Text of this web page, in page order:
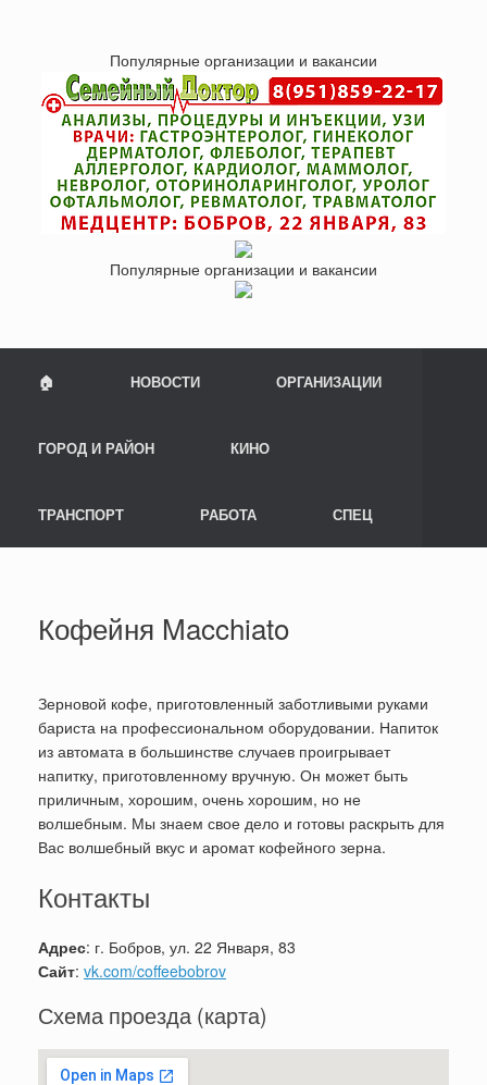
Популярные организации и вакансии
Популярные организации и вакансии
🏠 НОВОСТИ ОРГАНИЗАЦИИ
ГОРОД И РАЙОН КИНО
ТРАНСПОРТ РАБОТА СПЕЦ
Кофейня Macchiato
Зерновой кофе, приготовленный заботливыми руками
бариста на профессиональном оборудовании. Напиток
из автомата в большинстве случаев проигрывает
напитку, приготовленному вручную. Он может быть
приличным, хорошим, очень хорошим, но не
волшебным. Мы знаем свое дело и готовы раскрыть для
Вас волшебный вкус и аромат кофейного зерна.
Контакты
Адрес: г. Бобров, ул. 22 Января, 83
Сайт: vk.com/coffeebobrov
Схема проезда (карта)